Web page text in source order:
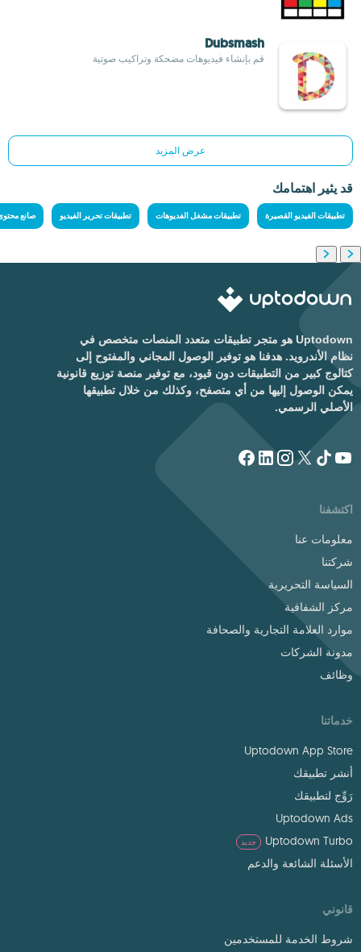
Dubsmash
قم بإنشاء فيديوهات مضحكة وتراكيب صوتية
عرض المزيد
قد يثير اهتمامك
تطبيقات الفيديو القصيرة تطبيقات مشغل الفديوهات تطبيقات تحرير الفيديو صانع
Uptodown هو متجر تطبيقات متعدد المنصات متخصص في
نظام الأندرويد. هدفنا هو توفير الوصول المجاني والمفتوح إلى
كتالوج كبير من التطبيقات دون قيود، مع توفير منصة توزيع قانونية
يمكن الوصول إليها من أي متصفح، وكذلك من خلال تطبيقها
الأصلي الرسمي.
اكتشفنا
معلومات عنا
شركتنا
السياسة التحريرية
مركز الشفافية
موارد العلامة التجارية والصحافة
مدونة الشركات
وظائف
خدماتنا
Uptodown App Store
أنشر تطبيقك
رَوِّج لتطبيقك
Uptodown Ads
Uptodown Turbo
جديد
الأسئلة الشائعة والدعم
قانوني
شروط الخدمة للمستخدمين